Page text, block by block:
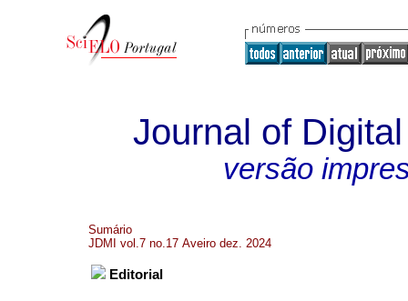
Journal of
versão
Sumário
JDMI vol.7 no.17 Aveiro dez. 2024
Editorial